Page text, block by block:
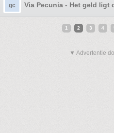
gc Via Pecunia - Het geld ligt
1 2 3 4
▼ Advertentie